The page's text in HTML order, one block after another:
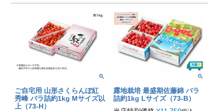
ご自宅用 山形さくらんぼ紅
秀峰 バラ詰約1kg Mサイズ以
上（73-H）
露地栽培 最盛期佐藤錦 バラ
詰約1kg Lサイズ（73-B）